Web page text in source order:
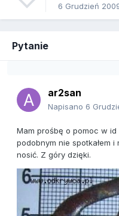
6 Grudzień
Pytanie
ar2san
Napisano 6
Mam prośbę o pomoc w
podobnym nie spotkałem i
nosić. Z góry dzięki.